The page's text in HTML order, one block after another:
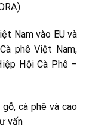
Nam vào EU và
phê Việt Nam,
Hội Cà Phê –
cà phê và cao
vấn